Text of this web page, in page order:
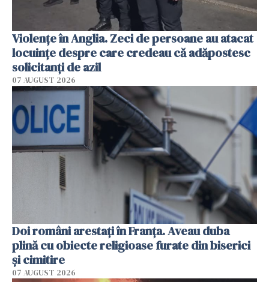
Violenţe în Anglia. Zeci de persoane au atacat
locuinţe despre care credeau că adăpostesc
solicitanţi de azil
07 AUGUST 2026
Doi români arestați în Franța. Aveau duba
plină cu obiecte religioase furate din biserici
și cimitire
07 AUGUST 2026